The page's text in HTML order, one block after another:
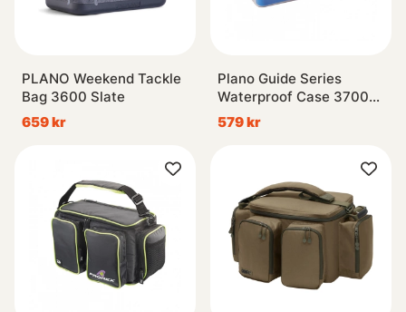
PLANO Weekend Tackle
Bag 3600 Slate
659 kr
Plano Guide Series
Waterproof Case 3700
Blue
579 kr